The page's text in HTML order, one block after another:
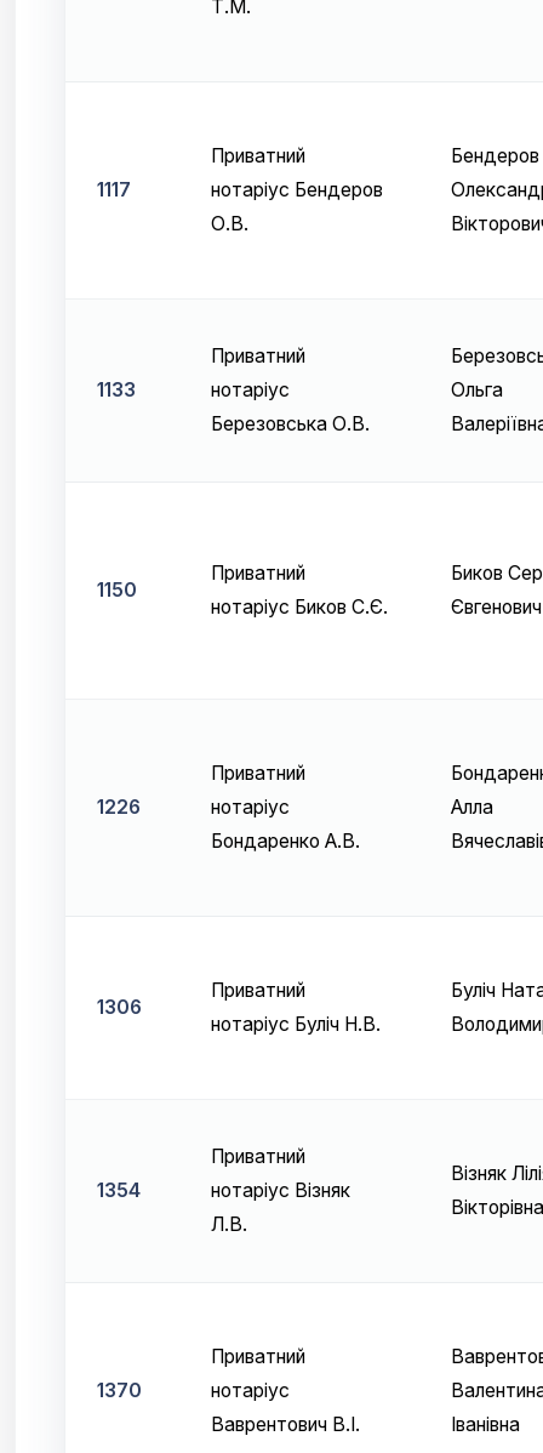
Т.М.
1117
Приватний
нотаріус Бендеров
О.В.
Бендеров
1133
Приватний
нотаріус
Березовська О.В.
Ольга
1150
Приватний
нотаріус Биков С.Є.
Биков
Євгенович
1226
Приватний
нотаріус
Бондаренко А.В.
Алла
1306
Приватний
нотаріус Буліч Н.В.
Буліч
1354
Приватний
нотаріус Візняк
Л.В.
Візняк
Вікторівна
1370
Приватний
нотаріус
Ваврентович В.І.
Іванівна